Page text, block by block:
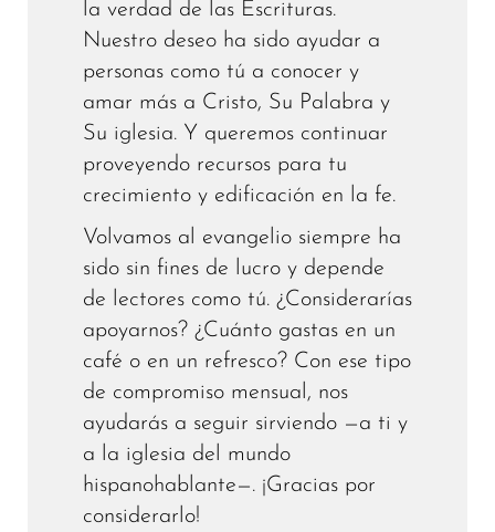
la verdad de las Escrituras.
Nuestro deseo ha sido ayudar a
personas como tú a conocer y
amar más a Cristo, Su Palabra y
Su iglesia. Y queremos continuar
proveyendo recursos para tu
crecimiento y edificación en la fe.
Volvamos al evangelio siempre ha
sido sin fines de lucro y depende
de lectores como tú. ¿Considerarías
apoyarnos? ¿Cuánto gastas en un
café o en un refresco? Con ese tipo
de compromiso mensual, nos
ayudarás a seguir sirviendo —a ti y
a la iglesia del mundo
hispanohablante—. ¡Gracias por
considerarlo!